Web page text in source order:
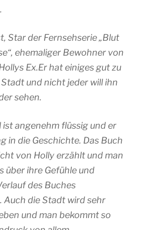
Star der Fernsehserie „Blut
ehemaliger Bewohner von
Ex.Er hat einiges gut zu
und nicht jeder will ihn
sehen.
ist angenehm flüssig und er
in die Geschichte. Das Buch
von Holly erzählt und man
über ihre Gefühle und
des Buches
Auch die Stadt wird sehr
und man bekommt so